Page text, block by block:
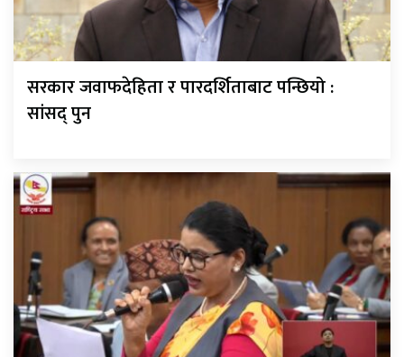
सरकार जवाफदेहिता र पारदर्शिताबाट पन्छियो :
सांसद् पुन